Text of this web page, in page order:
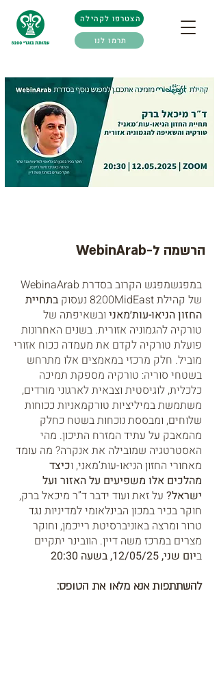
הצטרפו לקהילה
תרמו לנו
הרשמה ל-WebinArab
במפגשמפגש הקרוב בסדרת WebinaArab
של קהילת 8200MidEast נעסוק
בתחיית
החזון הניאו-עות׳מאני ובשאיפתה של
טורקיה להגמוניה אזורית. בשנים האחרונות
פועלת טורקיה לקדם את מעמדה ככוח אזורי
מוביל. חלק מרכזי במאמצים אלו מתרחש
בשטחי סוריה: טורקיה מספקת תמיכה
כלכלית, לוגיסטית וצבאית לארגוני מורדים,
משתמשת במיליציות טורקמאניות ככוחות
שלוחים, ומבססת נוכחות בשטח כחלק
מהמאבק על עתיד המזרח התיכון. מהי
האסטרטגיה שמובילה את אנקרה? מה עומד
מאחורי החזון הניאו-עות’מאני, וכיצד
מהלכים אלו משפיעים על האזור ועל
ישראל? על זאת ועוד ידבר ד”ר מיכאל ברק,
חוקר בכיר במכון הבינלאומי למדיניות נגד
טרור ומרצה באוניברסיטת רייכמן, וחוקר
מצרים במרכז משה דיין. הוובינר יתקיים
ביום שני, 12/05/25, בשעה 20:30
להשתתפות אנא מלאו את הטופס: